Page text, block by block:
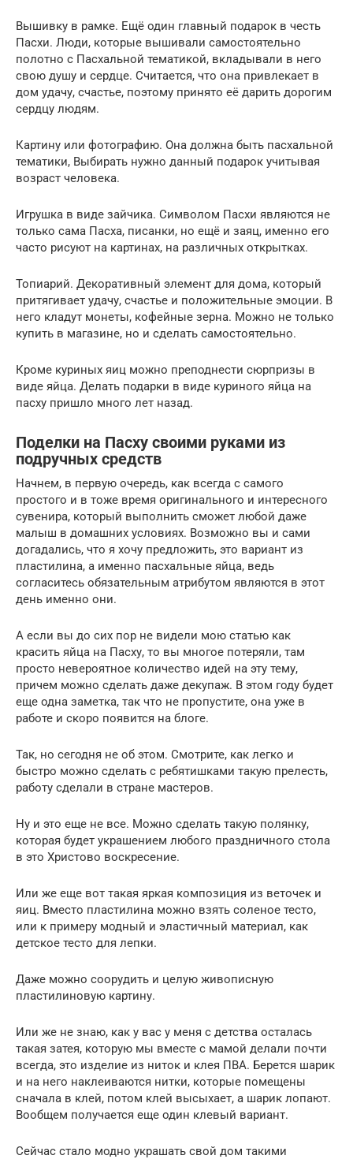
Вышивку в рамке. Ещё один главный подарок в честь
Пасхи. Люди, которые вышивали самостоятельно
полотно с Пасхальной тематикой, вкладывали в него
свою душу и сердце. Считается, что она привлекает в
дом удачу, счастье, поэтому принято её дарить дорогим
сердцу людям.
Картину или фотографию. Она должна быть пасхальной
тематики, Выбирать нужно данный подарок учитывая
возраст человека.
Игрушка в виде зайчика. Символом Пасхи являются не
только сама Пасха, писанки, но ещё и заяц, именно его
часто рисуют на картинах, на различных открытках.
Топиарий. Декоративный элемент для дома, который
притягивает удачу, счастье и положительные эмоции. В
него кладут монеты, кофейные зерна. Можно не только
купить в магазине, но и сделать самостоятельно.
Кроме куриных яиц можно преподнести сюрпризы в
виде яйца. Делать подарки в виде куриного яйца на
пасху пришло много лет назад.
Поделки на Пасху своими руками из
подручных средств
Начнем, в первую очередь, как всегда с самого
простого и в тоже время оригинального и интересного
сувенира, который выполнить сможет любой даже
малыш в домашних условиях. Возможно вы и сами
догадались, что я хочу предложить, это вариант из
пластилина, а именно пасхальные яйца, ведь
согласитесь обязательным атрибутом являются в этот
день именно они.
А если вы до сих пор не видели мою статью как
красить яйца на Пасху, то вы многое потеряли, там
просто невероятное количество идей на эту тему,
причем можно сделать даже декупаж. В этом году будет
еще одна заметка, так что не пропустите, она уже в
работе и скоро появится на блоге.
Так, но сегодня не об этом. Смотрите, как легко и
быстро можно сделать с ребятишками такую прелесть,
работу сделали в стране мастеров.
Ну и это еще не все. Можно сделать такую полянку,
которая будет украшением любого праздничного стола
в это Христово воскресение.
Или же еще вот такая яркая композиция из веточек и
яиц. Вместо пластилина можно взять соленое тесто,
или к примеру модный и эластичный материал, как
детское тесто для лепки.
Даже можно соорудить и целую живописную
пластилиновую картину.
Или же не знаю, как у вас у меня с детства осталась
такая затея, которую мы вместе с мамой делали почти
всегда, это изделие из ниток и клея ПВА. Берется шарик
и на него наклеиваются нитки, которые помещены
сначала в клей, потом клей высыхает, а шарик лопают.
Вообщем получается еще один клевый вариант.
Сейчас стало модно украшать свой дом такими